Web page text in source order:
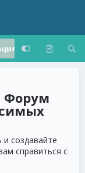
Форум
создавайте
справиться с